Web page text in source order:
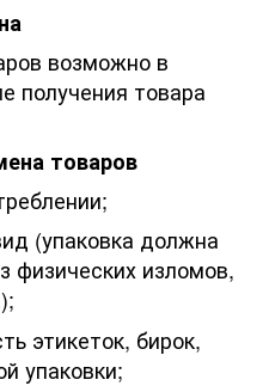
возможно в
получения товара
товаров
(упаковка должна
физических изломов,
этикеток, бирок,
упаковки;